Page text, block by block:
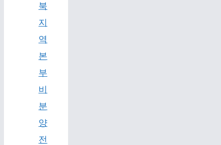
북
지
역
본
부
비
분
양
전